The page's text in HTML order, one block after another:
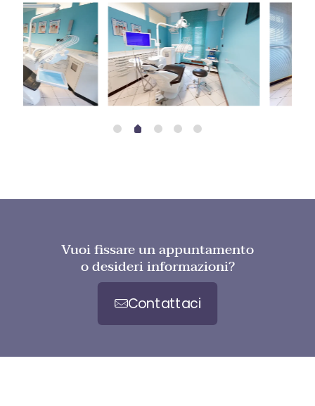
Vuoi fissare un appuntamento
o desideri informazioni?
Contattaci